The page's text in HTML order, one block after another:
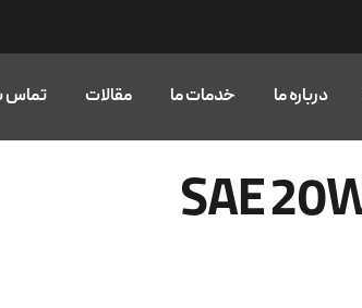
درباره ما خدمات ما مقالات تماس